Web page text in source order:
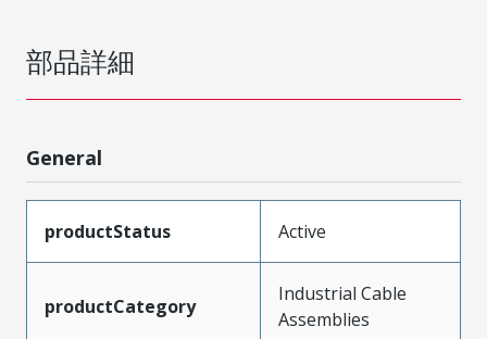
部品詳細
General
productStatus Active
productCategory
Industrial Cable
Assemblies